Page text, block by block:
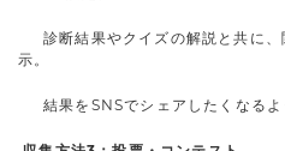
診断結果やクイズの解説と共に、
示。
結果をSNSでシェアしたくなるよ